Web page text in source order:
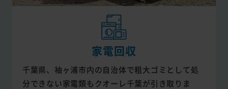
家電回収
千葉県、袖ヶ浦市内の自治体で粗大ゴミとして処
分できない家電類もクオーレ千葉が引き取りま